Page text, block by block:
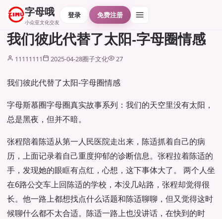
字母哦
小众亚文化交友
登录 免费注册
我们彼此代替了太阳-字母圈情感
11111111 2025-04-28圈子文化 27
我们彼此代替了太阳-字母圈情感
字母斯慕圈字母圈真实故事系列：我们的天空里没有太阳，
总是黑夜，但并不暗。
张程陪着陈适从第一人民医院走出来，陈适抓着自己的病
历，上面记录着自己重度抑郁的诊断信息。张程拉着陈适的
手，发现她的眼眶有点红，心想，这下事体大了。 两个人坐
在6路公交车上回陈适的学校，本没几站路，张程却觉得很
长。他一路上都想找点什么话题和陈适聊聊，但又觉得这时
候聊什么都不太合适。陈适一路上也没讲话，在快到的时